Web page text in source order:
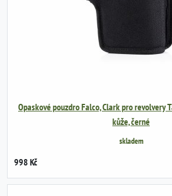
Opaskové pouzdro Falco, Clark pro revolvery
kůže, černé
skladem
998 Kč